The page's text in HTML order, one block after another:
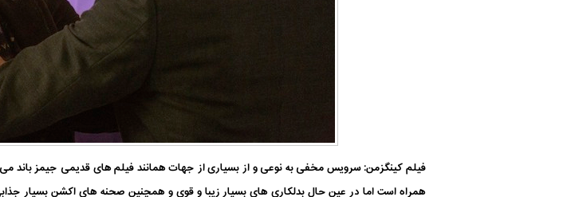
فیلم کینگزمن: سرویس مخفی به نوعی و از بسیاری از جهات همانند فیلم های قدیمی جیمز باند
همراه است اما در عین حال بدلکاری های بسیار زیبا و قوی و همچنین صحنه های اکشن بسیار